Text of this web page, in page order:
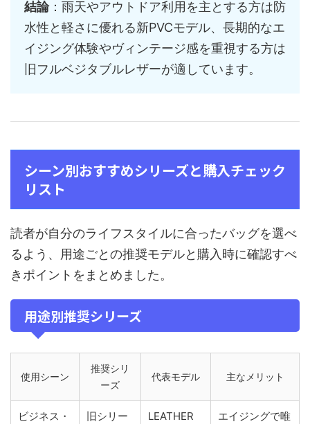
結論：雨天やアウトドア利用を主とする方は防
水性と軽さに優れる新PVCモデル、長期的なエ
イジング体験やヴィンテージ感を重視する方は
旧フルベジタブルレザーが適しています。
シーン別おすすめシリーズと購入チェック
リスト
読者が自分のライフスタイルに合ったバッグを選べ
るよう、用途ごとの推奨モデルと購入時に確認すべ
きポイントをまとめました。
用途別推奨シリーズ
使用シーン
推奨シリ
ーズ
代表モデル 主なメリット
ビジネス・
旧シリー
LEATHER
エイジングで唯